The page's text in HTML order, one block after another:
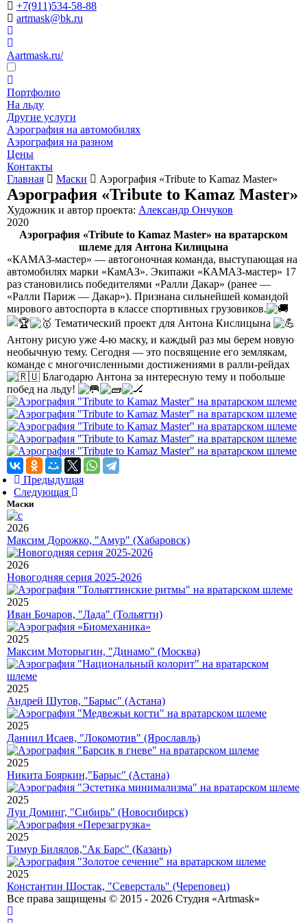
+7(911)534-58-88
artmask@bk.ru
Aartmask.ru/
Портфолио
На льду
Другие услуги
Аэрография на автомобилях
Аэрография на разном
Цены
Контакты
Главная
Маски Аэрография «Tribute to Kamaz Master»
Аэрография «Tribute to Kamaz Master»
Художник и автор проекта: Александр Ончуков
2020
Аэрография «Tribute to Kamaz Master» на вратарском
шлеме для Антона Килицына
«КАМАЗ-мастер» — автогоночная команда, выступающая на
автомобилях марки «КамАЗ». Экипажи «КАМАЗ-мастер» 17
раз становились победителями «Ралли Дакар» (ранее —
«Ралли Париж — Дакар»). Признана сильнейшей командой
мирового автоспорта в классе спортивных грузовиков.
Тематический проект для Антона Кислицына
Антону рисую уже 4-ю маску, и каждый раз мы берем новую
необычную тему. Сегодня — это посвящение его землякам,
команде с многочисленными достижениями в ралли-рейдах
Благодарю Антона за интересную тему и побольше
побед на льду!
Предыдущая
Следующая
Маски
2026
Максим Дорожко, "Амур" (Хабаровск)
2026
Новогодняя серия 2025-2026
2025
Иван Бочаров, "Лада" (Тольятти)
2025
Максим Моторыгин, "Динамо" (Москва)
2025
Андрей Шутов, "Барыс" (Астана)
2025
Даниил Исаев, "Локомотив" (Ярославль)
2025
Никита Бояркин,"Барыс" (Астана)
2025
Луи Доминг, "Сибирь" (Новосибирск)
2025
Тимур Билялов,"Ак Барс" (Казань)
2025
Константин Шостак, "Северсталь" (Череповец)
Все права защищены © 2015 - 2026 Студия «Artmask»